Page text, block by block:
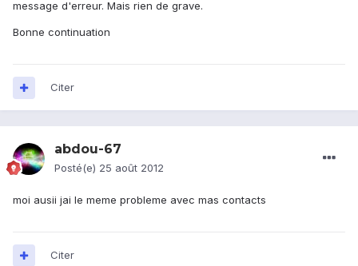
message d'erreur. Mais rien de grave.
Bonne continuation
Citer
abdou-67
Posté(e) 25 août 2012
moi ausii jai le meme probleme avec mas contacts
Citer